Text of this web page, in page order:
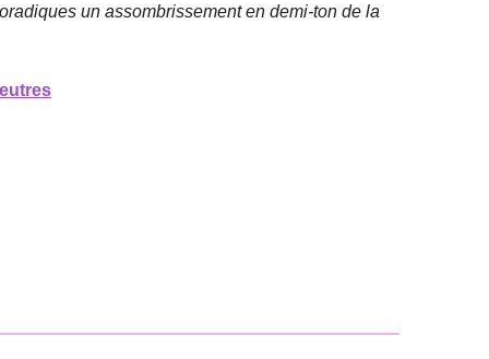
un assombrissement en demi-ton de la